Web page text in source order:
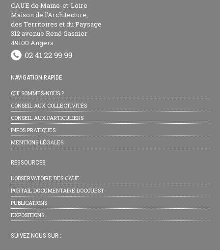
CAUE de Maine-et-Loire
Maison de l’Architecture,
des Territoires et du Paysage
312 avenue René Gasnier
49100 Angers
NAVIGATION RAPIDE
QUI SOMMES-NOUS ?
CONSEIL AUX COLLECTIVITÉS
CONSEIL AUX PARTICULIERS
INFOS PRATIQUES
MENTIONS LÉGALES
RESSOURCES
L’OBSERVATOIRE DES CAUE
PORTAIL DOCUMENTAIRE DOCOUEST
PUBLICATIONS
EXPOSITIONS
SUIVEZ NOUS SUR :